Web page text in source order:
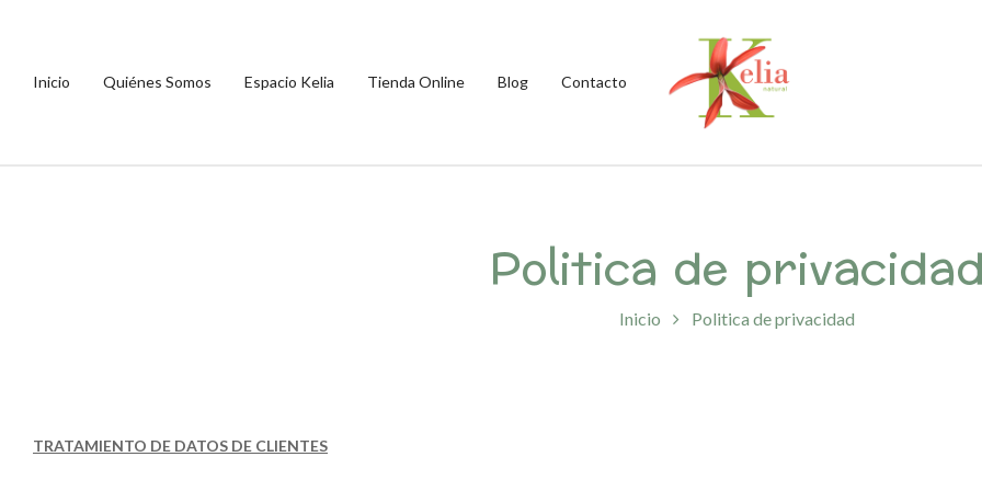
Inicio Quiénes Somos Espacio Kelia Tienda Online Blog Contacto
Politica de
Inicio Politica de privacidad
TRATAMIENTO DE DATOS DE CLIENTES